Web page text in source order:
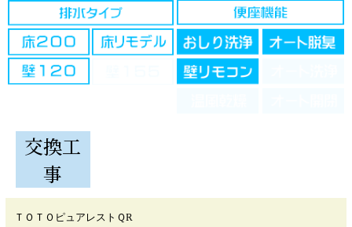
交換工
事
ＴＯＴＯピュアレストＱR